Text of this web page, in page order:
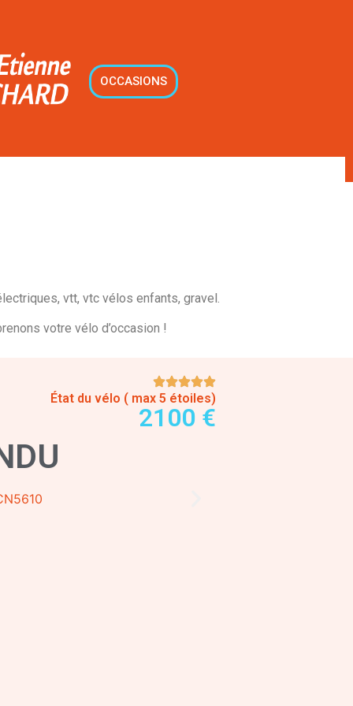
OCCASIONS
vtt, vtc vélos enfants, gravel.
votre vélo d’occasion !
État du vélo ( max 5 étoiles)
2100 €